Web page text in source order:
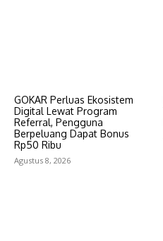
GOKAR Perluas Ekosistem
Digital Lewat Program
Referral, Pengguna
Berpeluang Dapat Bonus
Rp50 Ribu
Agustus 8, 2026